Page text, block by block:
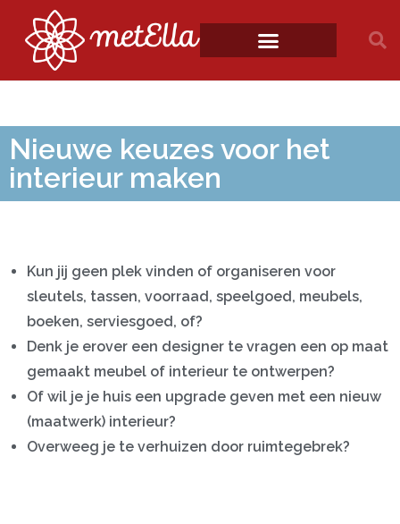
Nieuwe keuzes voor het
interieur maken
Kun jij geen plek vinden of organiseren voor
sleutels, tassen, voorraad, speelgoed, meubels,
boeken, serviesgoed, of?
Denk je erover een designer te vragen een op maat
gemaakt meubel of interieur te ontwerpen?
Of wil je je huis een upgrade geven met een nieuw
(maatwerk) interieur?
Overweeg je te verhuizen door ruimtegebrek?